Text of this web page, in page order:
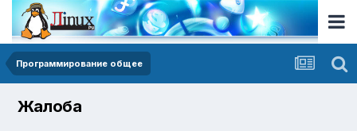
Программирование общее
Жалоба